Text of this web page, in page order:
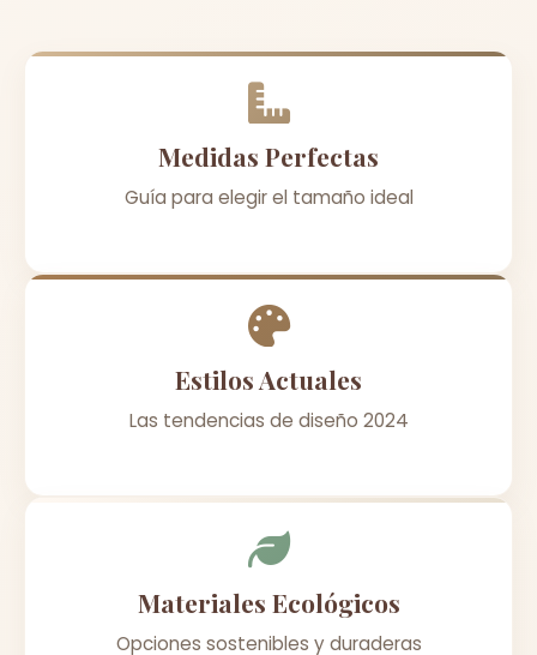
Medidas Perfectas
Guía para elegir el tamaño ideal
Estilos Actuales
Las tendencias de diseño 2024
Materiales Ecológicos
Opciones sostenibles y duraderas